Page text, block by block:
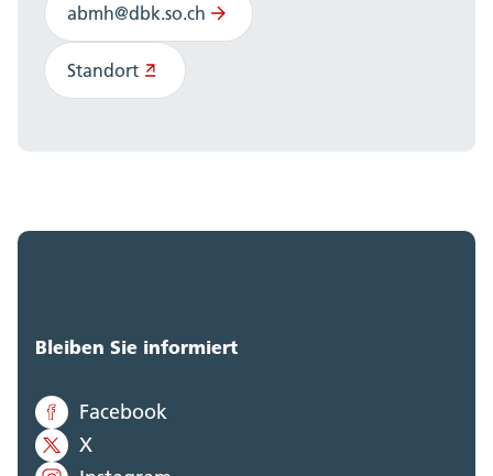
abmh@dbk.so.ch
Standort
Bleiben Sie informiert
Facebook
X